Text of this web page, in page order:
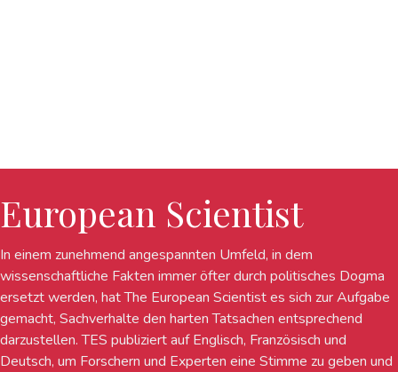
European Scientist
In einem zunehmend angespannten Umfeld, in dem
wissenschaftliche Fakten immer öfter durch politisches Dogma
ersetzt werden, hat The European Scientist es sich zur Aufgabe
gemacht, Sachverhalte den harten Tatsachen entsprechend
darzustellen. TES publiziert auf Englisch, Französisch und
Deutsch, um Forschern und Experten eine Stimme zu geben und